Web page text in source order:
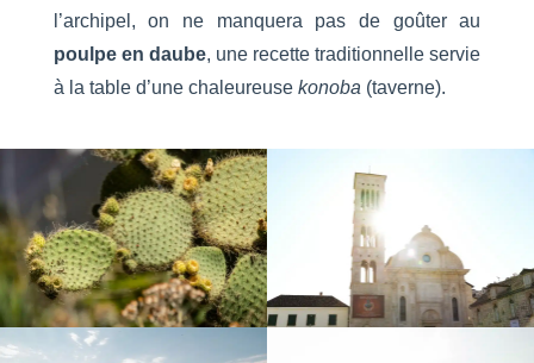
l’archipel, on ne manquera pas de goûter au
poulpe en daube, une recette traditionnelle servie
à la table d’une chaleureuse konoba (taverne).